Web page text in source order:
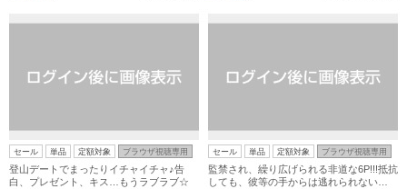
セール 単品 定額対象 ブラウザ視聴専用
登山デートでまったりイチャイチャ♪告
白、プレゼント、キス…もうラブラブ☆
セール 単品 定額対象 ブラウザ視聴専用
監禁され、繰り広げられる非道な6P!!!抵抗
しても、彼等の手からは逃れられない…